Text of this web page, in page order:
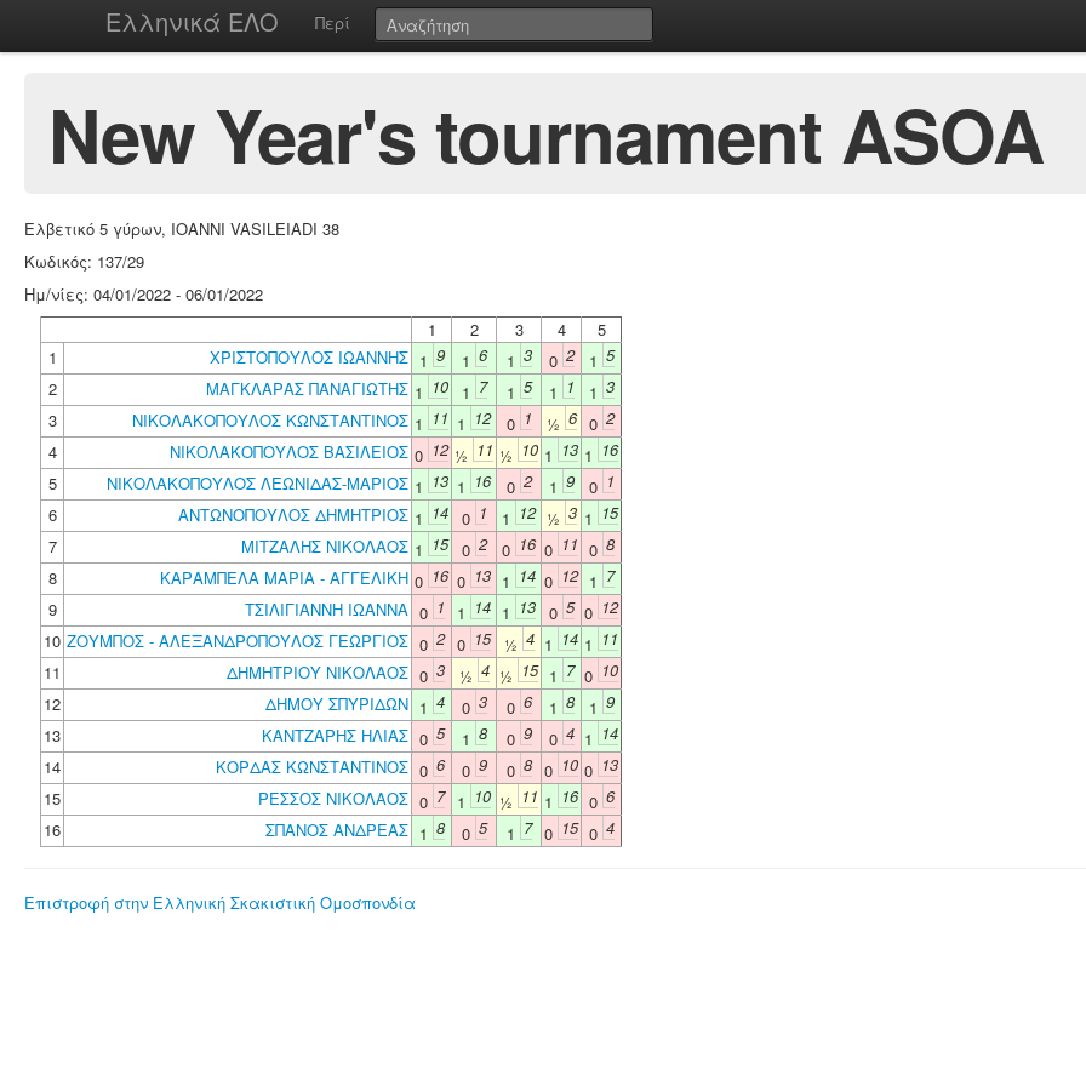
Ελληνικά ΕΛΟ Περί
New Year's tournament ASOA
Ελβετικό 5 γύρων, IOANNI VASILEIADI 38
Κωδικός: 137/29
Ημ/νίες: 04/01/2022 - 06/01/2022
1
2 3 4
5
1
ΧΡΙΣΤΟΠΟΥΛΟΣ ΙΩΑΝΝΗΣ 1 9 1 6 1 3 0 2 1 5
2
ΜΑΓΚΛΑΡΑΣ ΠΑΝΑΓΙΩΤΗΣ 1 10 1 7 1 5 1 1 1 3
3
ΝΙΚΟΛΑΚΟΠΟΥΛΟΣ ΚΩΝΣΤΑΝΤΙΝΟΣ 1 11 1 12 0 1 ½ 6 0 2
4
ΝΙΚΟΛΑΚΟΠΟΥΛΟΣ ΒΑΣΙΛΕΙΟΣ 0 12 ½ 11 ½ 10 1 13 1 16
5
ΝΙΚΟΛΑΚΟΠΟΥΛΟΣ ΛΕΩΝΙΔΑΣ-ΜΑΡΙΟΣ 1 13 1 16 0 2 1 9 0 1
6
ΑΝΤΩΝΟΠΟΥΛΟΣ ΔΗΜΗΤΡΙΟΣ 1 14 0 1 1 12 ½ 3 1 15
7
ΜΙΤΖΑΛΗΣ ΝΙΚΟΛΑΟΣ 1 15 0 2 0 16 0 11 0 8
8
ΚΑΡΑΜΠΕΛΑ ΜΑΡΙΑ - ΑΓΓΕΛΙΚΗ 0 16 0 13 1 14 0 12 1 7
9
ΤΣΙΛΙΓΙΑΝΝΗ ΙΩΑΝΝΑ 0 1 1 14 1 13 0 5 0 12
10 ΖΟΥΜΠΟΣ - ΑΛΕΞΑΝΔΡΟΠΟΥΛΟΣ ΓΕΩΡΓΙΟΣ 0 2 0 15 ½ 4 1 14 1 11
11
ΔΗΜΗΤΡΙΟΥ ΝΙΚΟΛΑΟΣ 0 3 ½ 4 ½ 15 1 7 0 10
12
ΔΗΜΟΥ ΣΠΥΡΙΔΩΝ 1 4 0 3 0 6 1 8 1 9
13
ΚΑΝΤΖΑΡΗΣ ΗΛΙΑΣ 0 5 1 8 0 9 0 4 1 14
14
ΚΟΡΔΑΣ ΚΩΝΣΤΑΝΤΙΝΟΣ 0 6 0 9 0 8 0 10 0 13
15
ΡΕΣΣΟΣ ΝΙΚΟΛΑΟΣ 0 7 1 10 ½ 11 1 16 0 6
16
ΣΠΑΝΟΣ ΑΝΔΡΕΑΣ 1 8 0 5 1 7 0 15 0 4
Επιστροφή στην Ελληνική Σκακιστική Ομοσπονδία